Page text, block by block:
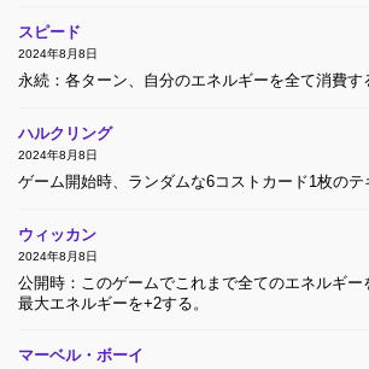
スピード
2024年8月8日
永続：各ターン、自分のエネルギーを全て消費す
ハルクリング
2024年8月8日
ゲーム開始時、ランダムな6コストカード1枚のテ
ウィッカン
2024年8月8日
公開時：このゲームでこれまで全てのエネルギー
最大エネルギーを+2する。
マーベル・ボーイ